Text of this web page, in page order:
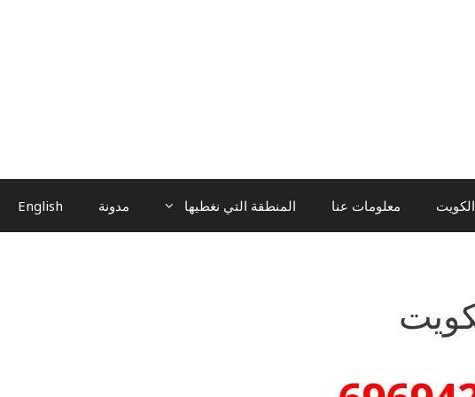
معلومات عنا المنطقة التي نغطيها مدونة English